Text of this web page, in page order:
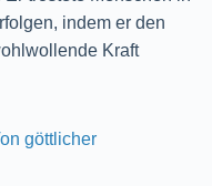
indem er den
Kraft
göttlicher